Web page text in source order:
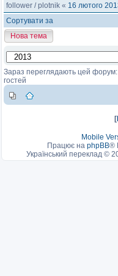
follower /plotnik « 16 лютого
Сортувати за
Нова тема
Зараз переглядають цей форум:
гостей
[
Mobile
Працює на phpBB®
Український переклад ©